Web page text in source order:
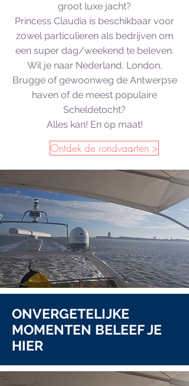
Ontdek de rondvaarten >
groot luxe jacht?
Princess Claudia is beschikbaar voor
zowel particulieren als bedrijven om
een super dag/weekend te beleven.
Wil je naar Nederland, London,
Brugge of gewoonweg de Antwerpse
haven of de meest populaire
Scheldetocht?
Alles kan! En op maat!
ONVERGETELIJKE
MOMENTEN BELEEF JE
HIER